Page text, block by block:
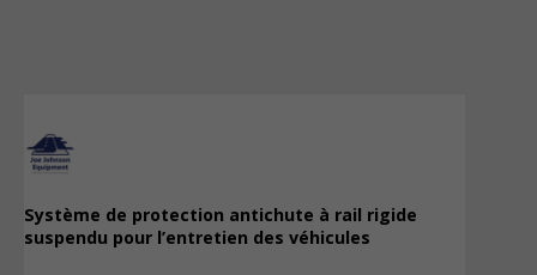
Système de protection antichute à rail rigide
suspendu pour l’entretien des véhicules